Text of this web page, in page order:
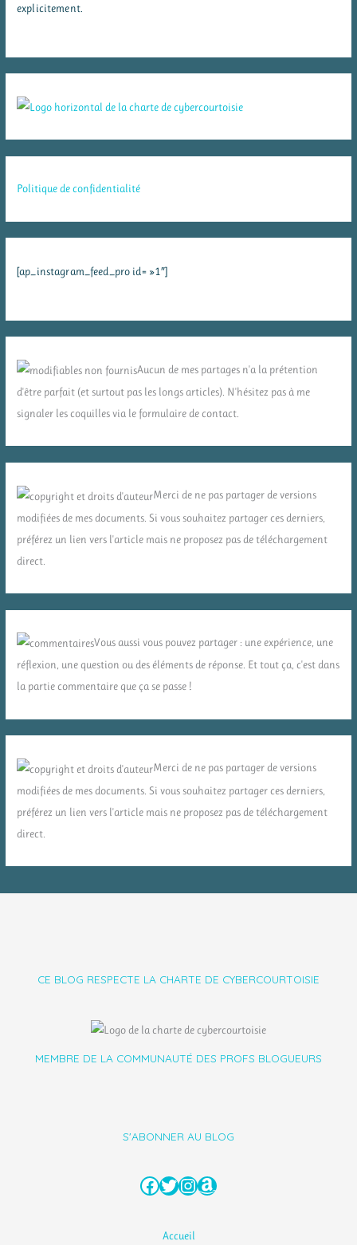
explicitement.
Politique de confidentialité
[ap_instagram_feed_pro id= »1″]
Aucun de mes partages n'a la prétention
d'être parfait (et surtout pas les longs articles). N'hésitez pas à me
signaler les coquilles via le formulaire de contact.
Merci de ne pas partager de versions
modifiées de mes documents. Si vous souhaitez partager ces derniers,
préférez un lien vers l'article mais ne proposez pas de téléchargement
direct.
Vous aussi vous pouvez partager : une expérience, une
réflexion, une question ou des éléments de réponse. Et tout ça, c'est dans
la partie commentaire que ça se passe !
Merci de ne pas partager de versions
modifiées de mes documents. Si vous souhaitez partager ces derniers,
préférez un lien vers l'article mais ne proposez pas de téléchargement
direct.
CE BLOG RESPECTE LA CHARTE DE CYBERCOURTOISIE
MEMBRE DE LA COMMUNAUTÉ DES PROFS BLOGUEURS
S'ABONNER AU BLOG
Facebook
Twitter
Instagram
Amazon
Accueil